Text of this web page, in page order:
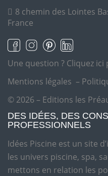
8 chemin des Lointes
France
Une question ? Cliquez
Mentions légales –
© 2026 – Editions les
DES IDÉES, DES
PROFESSIONNELS
Idées Piscine est un site
les univers piscine, spa,
mettons en relation les